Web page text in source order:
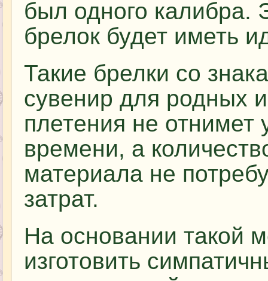
был одного калибра.
брелок будет иметь
Такие брелки со
сувенир для родных
плетения не отнимет
времени, а
материала не
затрат.
На основании такой
изготовить